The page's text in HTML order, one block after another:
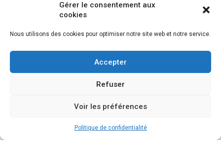
Gérer le consentement aux
cookies
Nous utilisons des cookies pour optimiser notre site web et notre service.
Accepter
Refuser
Voir les préférences
Politique de confidentialité
© 2026 CULTURE 70 -Mentions légales-